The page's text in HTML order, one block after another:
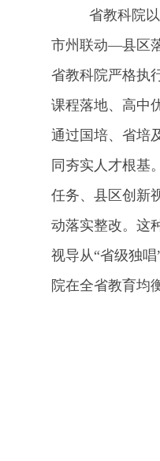
省教科院以
市州联动—县区
省教科院严格执
课程落地、高中
通过国培、省培
同夯实人才根基
任务、县区创新
动落实整改。这
视导从“省级独
院在全省教育均